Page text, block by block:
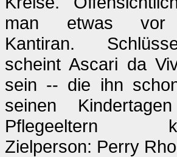
man etwas
Kantiran.
scheint Ascari da
sein -- die ihn
seinen
Pflegeeltern
Zielperson: Perry